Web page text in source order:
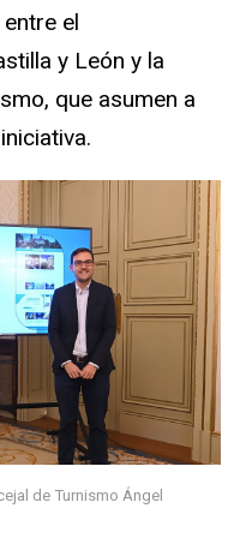
el
y León y la
que asumen a
de Turnismo Ángel